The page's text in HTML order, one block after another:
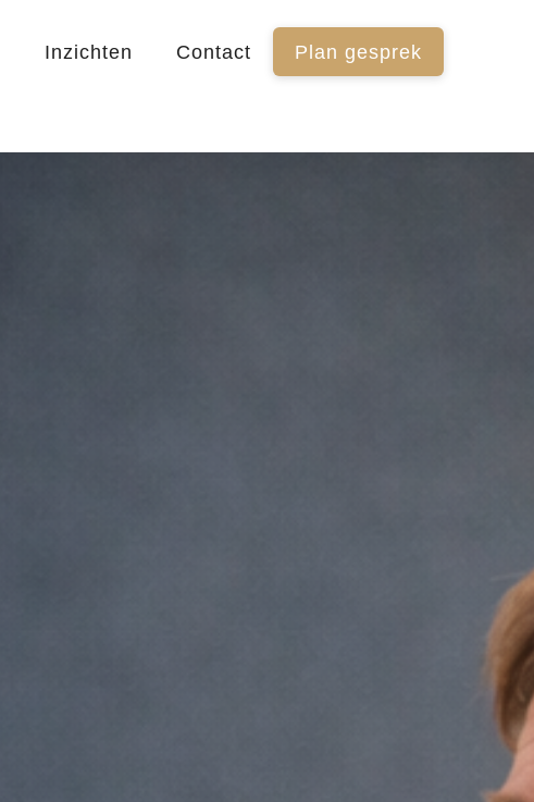
Inzichten Contact Plan gesprek